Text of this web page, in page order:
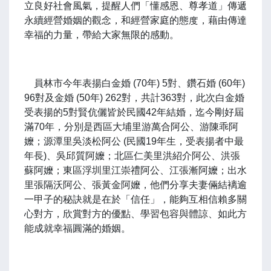
立良好社會風氣，提醒人們「懂感恩、尊孝道」傳遞
永續經營婚姻的觀念，和經營家庭的態度，藉由傳達
幸福的力量，帶給大家無限的感動。
員林市今年表揚白金婚 (70年) 5對、鑽石婚 (60年)
96對及金婚 (50年) 262對，共計363對，此次白金婚
受表揚的5對賢伉儷皆於民國42年結婚，迄今剛好屆
滿70年，分別是西區大埔里游萬合阿公、游陳乖阿
嬤；源潭里吳淡松阿公 (民國19年生，受表揚者中最
年長)、吳邱質阿嬤；北區仁美里洪紹介阿公、洪張
蘇阿嬤；東區浮圳里江崇禮阿公、江張漸阿嬤；出水
里張隔沃阿公、張黃金阿嬤，他們分享夫妻倆結褵逾
一甲子的秘訣就是在於「信任」，能夠互相信賴多關
心對方，欣賞對方的優點、學習包容與體諒、如此方
能成就幸福圓滿的婚姻。